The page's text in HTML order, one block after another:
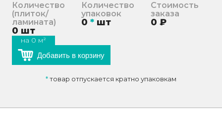
Количество
(плиток/
ламината)
0 шт
на 0 м²
Количество
упаковок
0 * шт
Стоимость
заказа
0 ₽
Добавить в корзину
*товар отпускается кратно упаковкам